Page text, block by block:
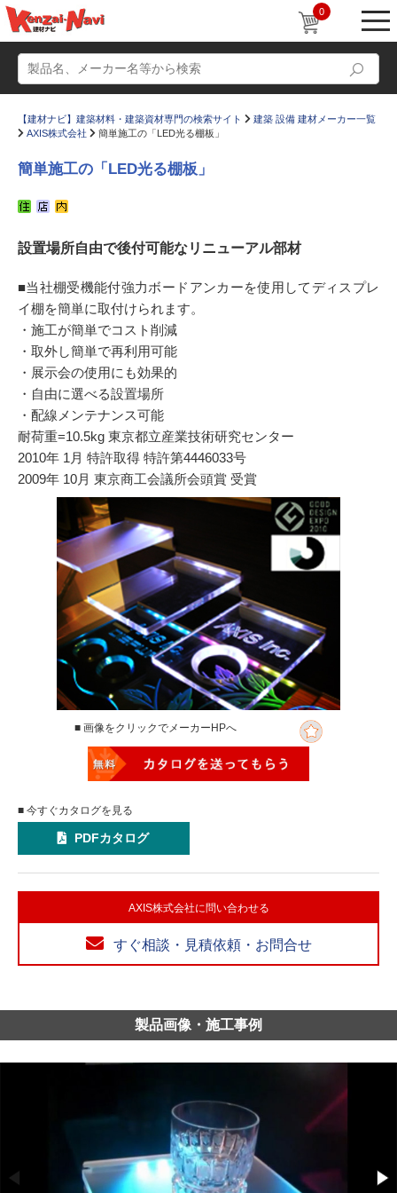
0
かたなび コラム
すまいリング 設計士インタビュー
Q＆A
お気に入り
【建材ナビ】建築材料・建築資材専門の検索サイト
建築 設備 建材メーカー一覧
AXIS株式会社
簡単施工の「LED光る棚板」
簡単施工の「LED光る棚板」
設置場所自由で後付可能なリニューアル部材
■当社棚受機能付強力ボードアンカーを使用してディスプレ
イ棚を簡単に取付けられます。
・施工が簡単でコスト削減
・取外し簡単で再利用可能
・展示会の使用にも効果的
・自由に選べる設置場所
・配線メンテナンス可能
耐荷重=10.5kg 東京都立産業技術研究センター
2010年 1月 特許取得 特許第4446033号
2009年 10月 東京商工会議所会頭賞 受賞
■ 画像をクリックでメーカーHPへ
■ 今すぐカタログを見る
PDFカタログ
AXIS株式会社に問い合わせる
すぐ相談・見積依頼・お問合せ
製品画像・施工事例